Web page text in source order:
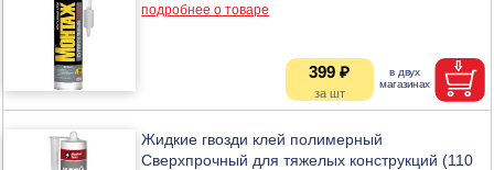
подробнее о товаре
399 ₽
Жидкие гвозди клей полимерный
Сверхпрочный для тяжелых конструкций (110